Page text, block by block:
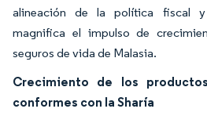
alineación de la política fiscal
magnifica el impulso de
seguros de vida de Malasia.
Crecimiento de los
conformes con la Sharía